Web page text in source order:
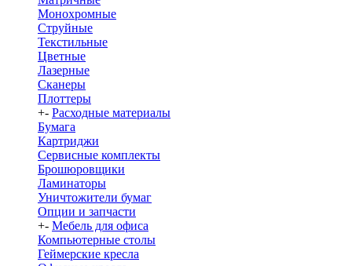
Монохромные
Струйные
Текстильные
Цветные
Лазерные
Сканеры
Плоттеры
+- Расходные материалы
Бумага
Картриджи
Сервисные комплекты
Брошюровщики
Ламинаторы
Уничтожители бумаг
Опции и запчасти
+- Мебель для офиса
Компьютерные столы
Геймерские кресла